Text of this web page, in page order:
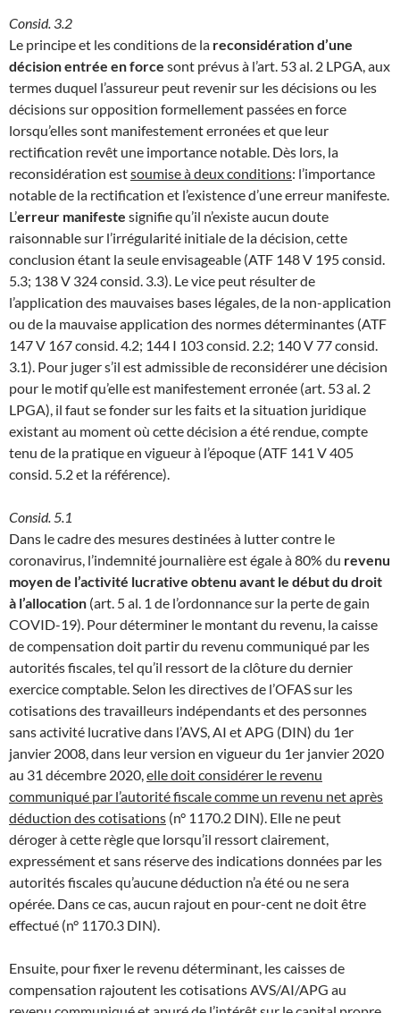
Consid. 3.2
Le principe et les conditions de la reconsidération d’une
décision entrée en force sont prévus à l’art. 53 al. 2 LPGA, aux
termes duquel l’assureur peut revenir sur les décisions ou les
décisions sur opposition formellement passées en force
lorsqu’elles sont manifestement erronées et que leur
rectification revêt une importance notable. Dès lors, la
reconsidération estsoumise à deux conditions: l’importance
notable de la rectification et l’existence d’une erreur manifeste.
L’erreur manifeste signifie qu’il n’existe aucun doute
raisonnable sur l’irrégularité initiale de la décision, cette
conclusion étant la seule envisageable (ATF 148 V 195 consid.
5.3; 138 V 324 consid. 3.3). Le vice peut résulter de
l’application des mauvaises bases légales, de la non-application
ou de la mauvaise application des normes déterminantes (ATF
147 V 167 consid. 4.2; 144 I 103 consid. 2.2; 140 V 77 consid.
3.1). Pour juger s’il est admissible de reconsidérer une décision
pour le motif qu’elle est manifestement erronée (art. 53 al. 2
LPGA), il faut se fonder sur les faits et la situation juridique
existant au moment où cette décision a été rendue, compte
tenu de la pratique en vigueur à l’époque (ATF 141 V 405
consid. 5.2 et la référence).
Consid. 5.1
Dans le cadre des mesures destinées à lutter contre le
coronavirus, l’indemnité journalière est égale à 80% du revenu
moyen de l’activité lucrative obtenu avant le début du droit
à l’allocation (art. 5 al. 1 de l’ordonnance sur la perte de gain
COVID-19). Pour déterminer le montant du revenu, la caisse
de compensation doit partir du revenu communiqué par les
autorités fiscales, tel qu’il ressort de la clôture du dernier
exercice comptable. Selon les directives de l’OFAS sur les
cotisations des travailleurs indépendants et des personnes
sans activité lucrative dans l’AVS, AI et APG (DIN) du 1er
janvier 2008, dans leur version en vigueur du 1er janvier 2020
au 31 décembre 2020, elle doit considérer le revenu
communiqué par l’autorité fiscale comme un revenu net après
déduction des cotisations (n° 1170.2 DIN). Elle ne peut
déroger à cette règle que lorsqu’il ressort clairement,
expressément et sans réserve des indications données par les
autorités fiscales qu’aucune déduction n’a été ou ne sera
opérée. Dans ce cas, aucun rajout en pour-cent ne doit être
effectué (n° 1170.3 DIN).
Ensuite, pour fixer le revenu déterminant, les caisses de
compensation rajoutent les cotisations AVS/AI/APG au